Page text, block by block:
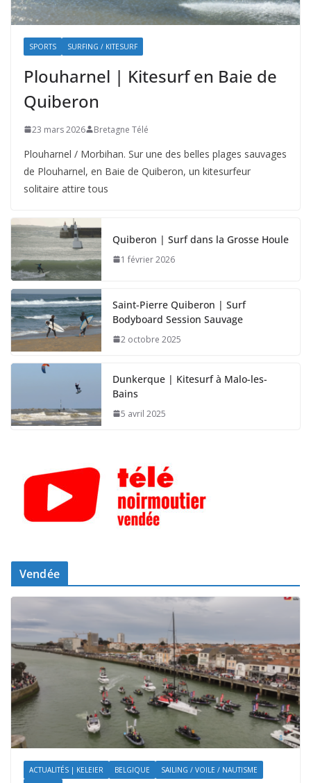
SPORTS SURFING / KITESURF
Plouharnel | Kitesurf en Baie de
Quiberon
23 mars 2026 Bretagne Télé
Plouharnel / Morbihan. Sur une des belles plages sauvages
de Plouharnel, en Baie de Quiberon, un kitesurfeur
solitaire attire tous
Quiberon | Surf dans la Grosse Houle
1 février 2026
Saint-Pierre Quiberon | Surf
Bodyboard Session Sauvage
2 octobre 2025
Dunkerque | Kitesurf à Malo-les-
Bains
5 avril 2025
Vendée
ACTUALITÉS | KELEIER BELGIQUE SAILING / VOILE / NAUTISME